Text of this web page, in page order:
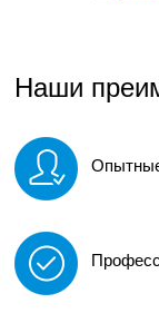
Наши